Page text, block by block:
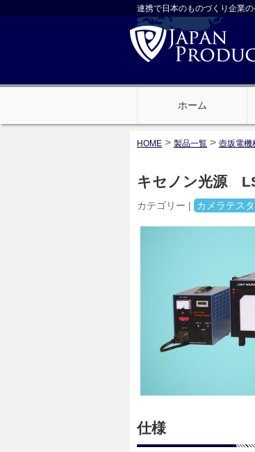
連携で日本のものづくり企業
ホーム
HOME > 製品一覧 > 壺坂電機
キセノン光源
カテゴリー | カメラテス
仕様